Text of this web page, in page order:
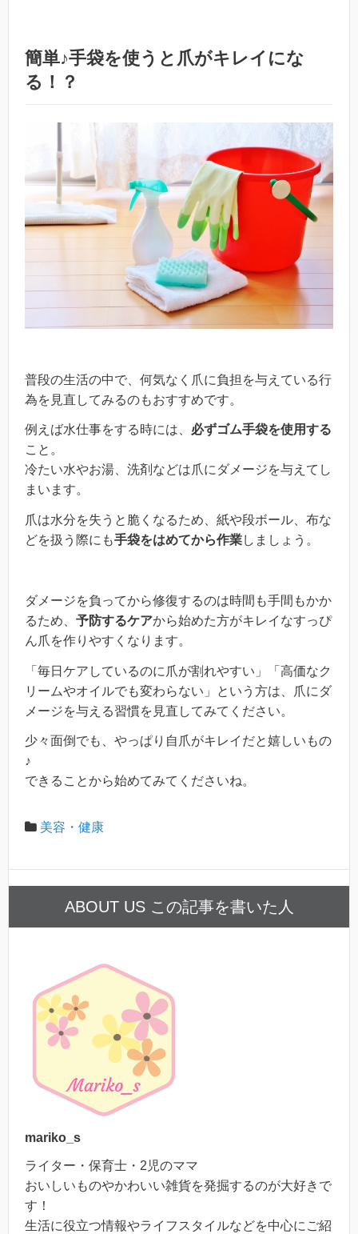
簡単♪手袋を使うと爪がキレイにな
る！？
普段の生活の中で、何気なく爪に負担を与えている行
為を見直してみるのもおすすめです。
例えば水仕事をする時には、 必ずゴム手袋を使用する
こと。
冷たい水やお湯、洗剤などは爪にダメージを与えてし
まいます。
爪は水分を失うと脆くなるため、紙や段ボール、布な
どを扱う際にも手袋をはめてから作業しましょう。
ダメージを負ってから修復するのは時間も手間もかか
るため、 予防するケアから始めた方がキレイなすっぴ
ん爪を作りやすくなります。
「毎日ケアしているのに爪が割れやすい」「高価なク
リームやオイルでも変わらない」という方は、爪にダ
メージを与える習慣を見直してみてください。
少々面倒でも、やっぱり自爪がキレイだと嬉しいもの
♪
できることから始めてみてくださいね。
美容・健康
ABOUT US この記事を書いた人
mariko_s
ライター・保育士・2児のママ
おいしいものやかわいい雑貨を発掘するのが大好きで
す！
生活に役立つ情報やライフスタイルなどを中心にご紹